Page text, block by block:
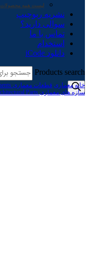
لیست همه محصولات
نشریه ربوچیپ
سوالی دارید؟
تماس با ما
استخدام
دانلود iCode
Products search
خانه معماری قطعات معماری Architectural Components
سازه های معماری Architectural Parts